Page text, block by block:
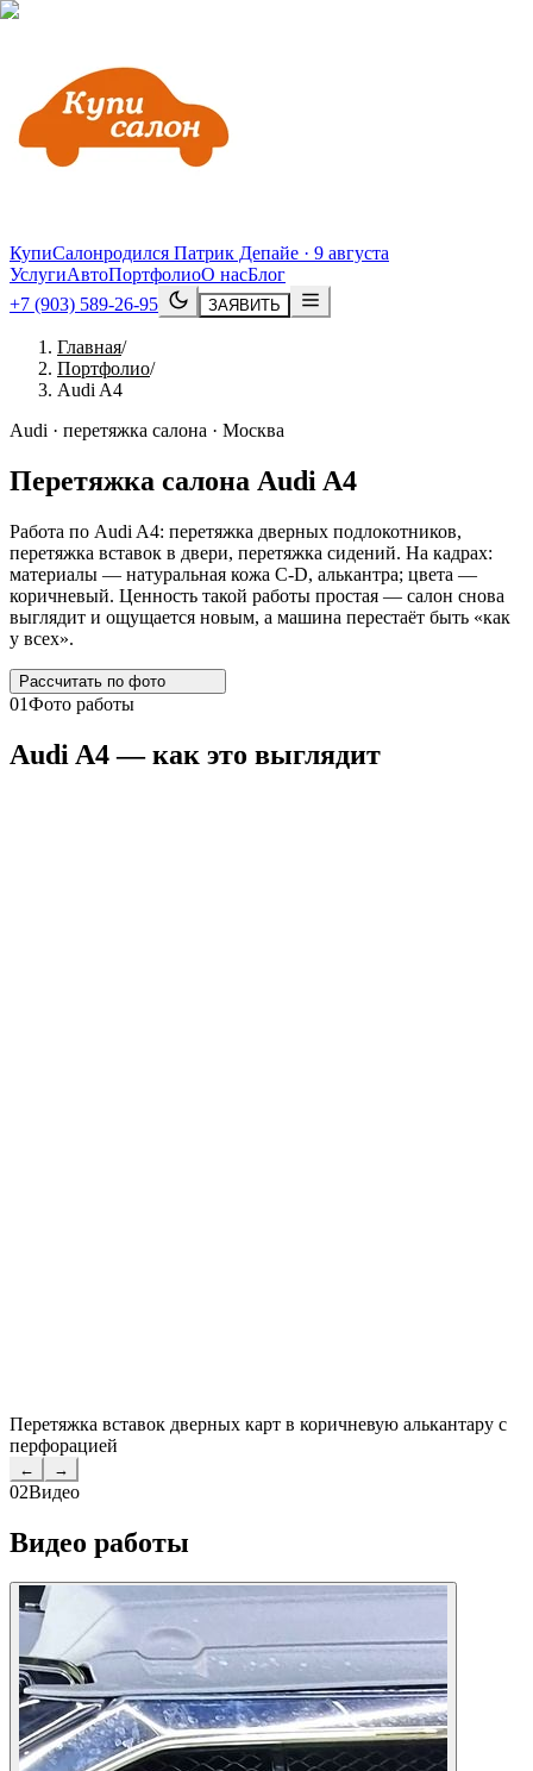
КупиСалонродился Патрик Депайе · 9 августа
УслугиАвтоПортфолиоО насБлог
+7 (903) 589-26-95
ЗАЯВИТЬ
Главная/
Портфолио/
Audi A4
Audi · перетяжка салона · Москва
Перетяжка салона Audi A4
Работа по Audi A4: перетяжка дверных подлокотников,
перетяжка вставок в двери, перетяжка сидений. На кадрах:
материалы — натуральная кожа C-D, алькантра; цвета —
коричневый. Ценность такой работы простая — салон снова
выглядит и ощущается новым, а машина перестаёт быть «как
у всех».
Рассчитать по фото
01Фото работы
Audi A4— как это выглядит
Перетяжка вставок дверных карт в коричневую алькантару с
перфорацией
← →
02Видео
Видео работы